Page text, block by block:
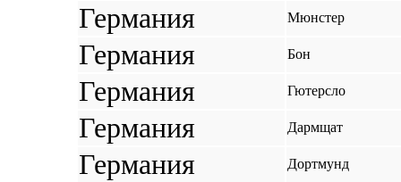
Германия Мюнстер
Германия Бон
Германия Гютерсло
Германия Дармщат
Германия Дортмунд